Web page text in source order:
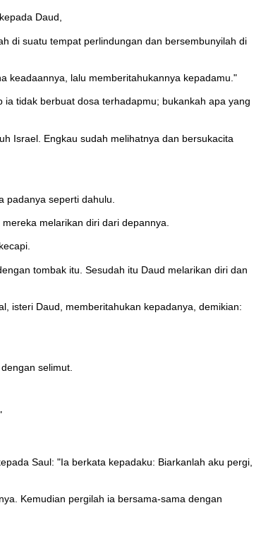
Daud,
di suatu tempat perlindungan dan bersembunyilah di
keadaannya, lalu memberitahukannya kepadamu."
tidak berbuat dosa terhadapmu; bukankah apa yang
Israel. Engkau sudah melihatnya dan bersukacita
padanya seperti dahulu.
melarikan diri dari depannya.
tombak itu. Sesudah itu Daud melarikan diri dan
isteri Daud, memberitahukan kepadanya, demikian:
selimut.
Saul: "Ia berkata kepadaku: Biarkanlah aku pergi,
Kemudian pergilah ia bersama-sama dengan